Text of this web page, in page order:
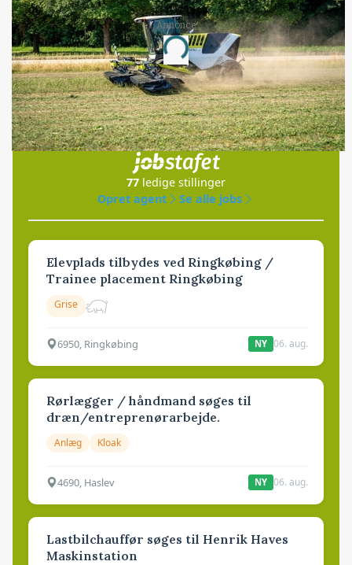
Annonce
Loading...
Jobs
i samarbejde med
77 ledige stillinger
Opret agent
Se alle jobs
Elevplads tilbydes ved Ringkøbing /
Trainee placement Ringkøbing
Grise
6950, Ringkøbing NY 06. aug.
Rørlægger / håndmand søges til
dræn/entreprenørarbejde.
Anlæg Kloak
4690, Haslev NY 06. aug.
Lastbilchauffør søges til Henrik Haves
Maskinstation